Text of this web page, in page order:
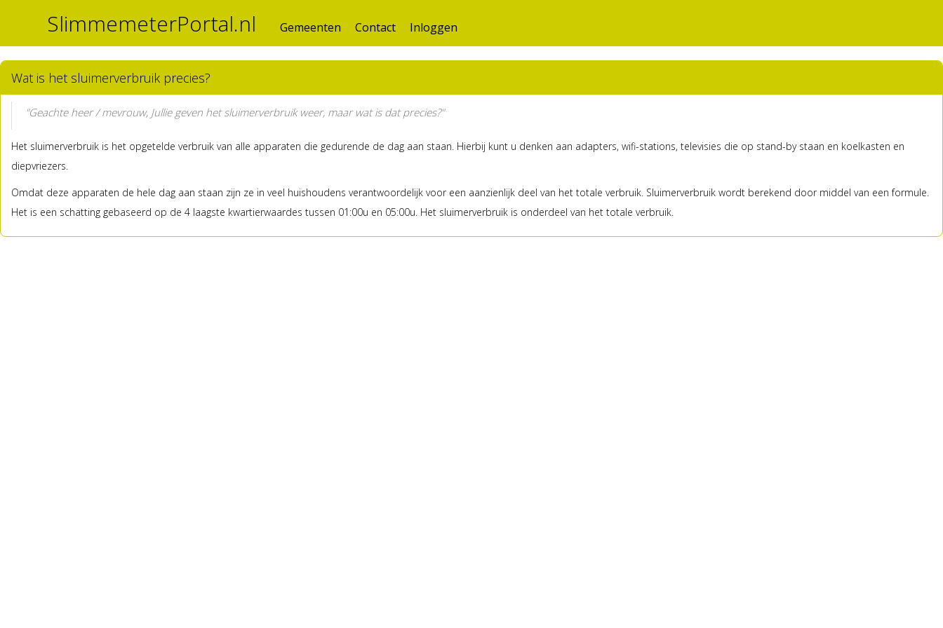
SlimmemeterPortal.nl Gemeenten Contact Inloggen
Wat is het sluimerverbruik precies?
"Geachte heer / mevrouw, Jullie geven het sluimerverbruik weer, maar wat is dat precies?"
Het sluimerverbruik is het opgetelde verbruik van alle apparaten die gedurende de dag aan staan. Hierbij kunt u denken aan adapters, wifi-stations, televisies die op stand-by staan en koelkasten en
diepvriezers.
Omdat deze apparaten de hele dag aan staan zijn ze in veel huishoudens verantwoordelijk voor een aanzienlijk deel van het totale verbruik. Sluimerverbruik wordt berekend door middel van een formule.
Het is een schatting gebaseerd op de 4 laagste kwartierwaardes tussen 01:00u en 05:00u. Het sluimerverbruik is onderdeel van het totale verbruik.